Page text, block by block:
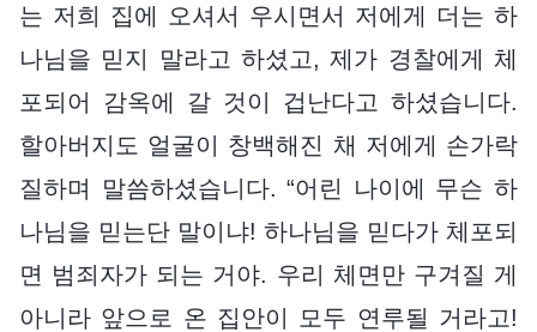
는 저희 집에 오셔서 우시면서 저에게 더는 하
나님을 믿지 말라고 하셨고, 제가 경찰에게 체
포되어 감옥에 갈 것이 겁난다고 하셨습니다.
할아버지도 얼굴이 창백해진 채 저에게 손가락
질하며 말씀하셨습니다. “어린 나이에 무슨 하
나님을 믿는단 말이냐! 하나님을 믿다가 체포되
면 범죄자가 되는 거야. 우리 체면만 구겨질 게
아니라 앞으로 온 집안이 모두 연루될 거라고!